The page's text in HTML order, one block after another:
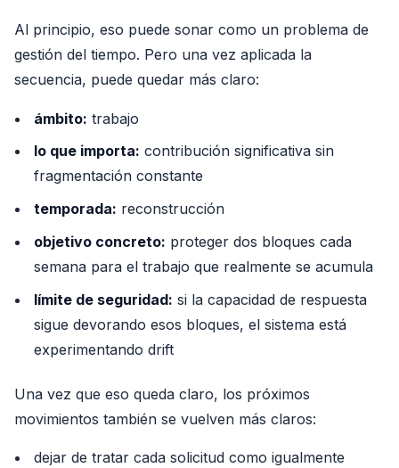
Al principio, eso puede sonar como un problema de
gestión del tiempo. Pero una vez aplicada la
secuencia, puede quedar más claro:
ámbito: trabajo
lo que importa: contribución significativa sin
fragmentación constante
temporada: reconstrucción
objetivo concreto: proteger dos bloques cada
semana para el trabajo que realmente se acumula
límite de seguridad: si la capacidad de respuesta
sigue devorando esos bloques, el sistema está
experimentando drift
Una vez que eso queda claro, los próximos
movimientos también se vuelven más claros:
dejar de tratar cada solicitud como igualmente